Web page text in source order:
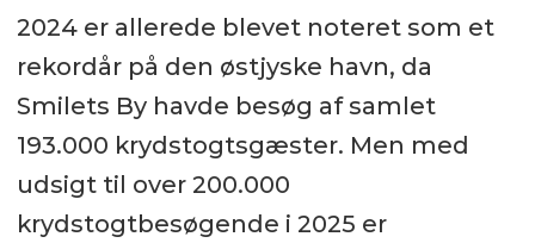
2024 er allerede blevet noteret som et
rekordår på den østjyske havn, da
Smilets By havde besøg af samlet
193.000 krydstogtsgæster. Men med
udsigt til over 200.000
krydstogtbesøgende i 2025 er